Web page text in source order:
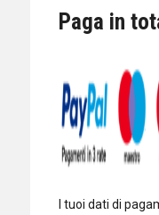
CONTROVENTO
Paga in
I tuoi dati di